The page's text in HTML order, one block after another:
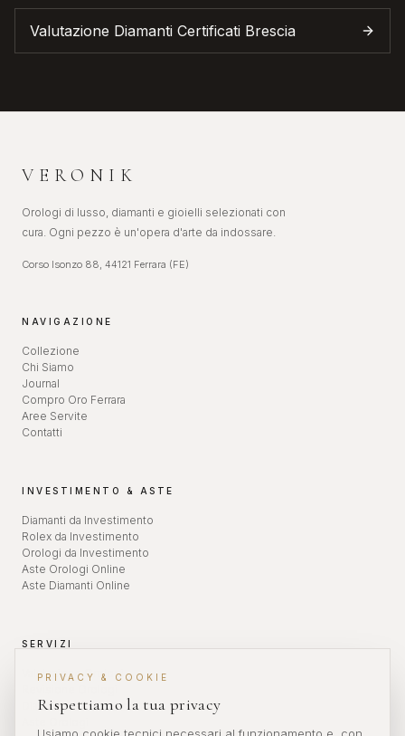
PRIVACY & COOKIE
Rispettiamo la tua privacy
Valutazione Diamanti Certificati Brescia
VERONIK
Orologi di lusso, diamanti e gioielli selezionati con
cura. Ogni pezzo è un'opera d'arte da indossare.
Corso Isonzo 88, 44121 Ferrara (FE)
NAVIGAZIONE
Collezione
Chi Siamo
Journal
Compro Oro Ferrara
Aree Servite
Contatti
INVESTIMENTO & ASTE
Diamanti da Investimento
Rolex da Investimento
Orologi da Investimento
Aste Orologi Online
Aste Diamanti Online
SERVIZI
Valutazione Orologi
Diamanti da Investimento